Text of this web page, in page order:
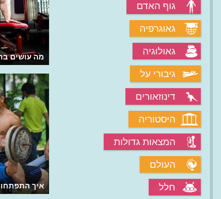
גוף האדם
גאוגרפיה
גאולוגיה
גיבורי על
דינוזאורים
היסטוריה
המצאות גדולות
העולם
חלל
מה עושים
איך
דירות?
הניתן לערוך סרטים בענן?